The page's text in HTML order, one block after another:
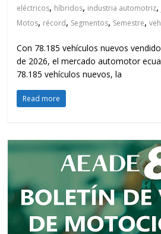
eléctricos, híbridos, industria automotriz,
Motos, récord, Segmentos, Semestre,
Con 78.185 vehículos nuevos
de 2026, el mercado automotor
78.185 vehículos nuevos, la
Read more